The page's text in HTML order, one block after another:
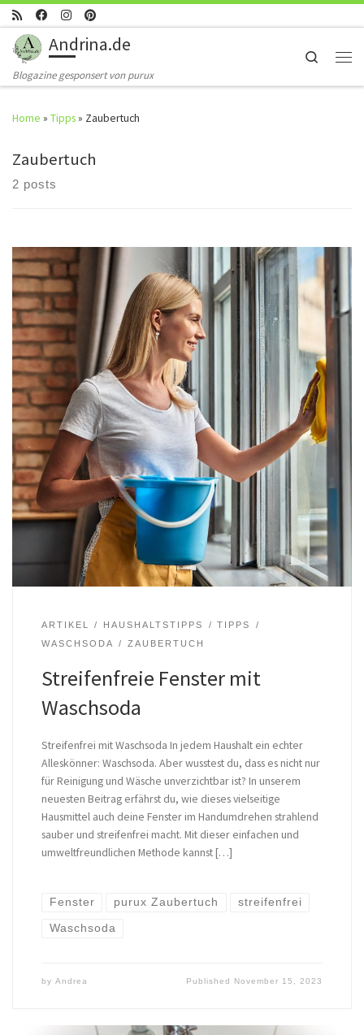
Skip to content
Andrina.de
Blogazine gesponsert von purux
Search
Home » Tipps» Zaubertuch
Zaubertuch
2 posts
ARTIKEL HAUSHALTSTIPPS
TIPPS
WASCHSODA
ZAUBERTUCH
Streifenfreie Fenster mit
Waschsoda
Streifenfrei mit Waschsoda In jedem Haushalt ein echter
Alleskönner: Waschsoda. Aber wusstest du, dass es nicht nur
für Reinigung und Wäsche unverzichtbar ist? In unserem
neuesten Beitrag erfährst du, wie dieses vielseitige
Hausmittel auch deine Fenster im Handumdrehen strahlend
sauber und streifenfrei macht. Mit dieser einfachen und
umweltfreundlichen Methode kannst […]
Fenster purux Zaubertuch streifenfrei
Waschsoda
by Andrea Published November 15, 2023